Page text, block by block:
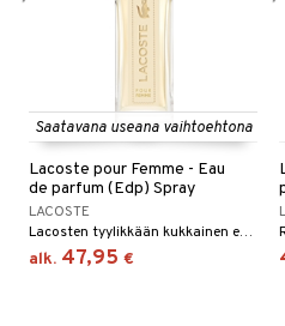
Saatavana useana vaihtoehtona
Lacoste pour Femme - Eau
de parfum (Edp) Spray
LACOSTE
Lacosten tyylikkään kukkainen eau de parfum
alk. 47,95 €